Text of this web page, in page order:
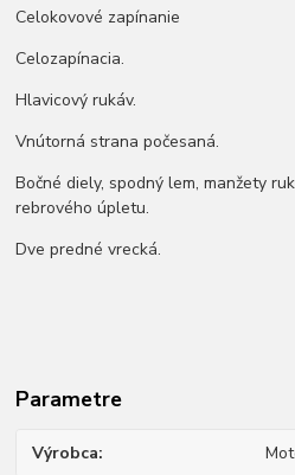
Celokovové zapínanie
Celozapínacia.
Hlavicový rukáv.
Vnútorná strana počesaná.
Bočné diely, spodný lem, manžety
rebrového úpletu.
Dve predné vrecká.
Parametre
Výrobca